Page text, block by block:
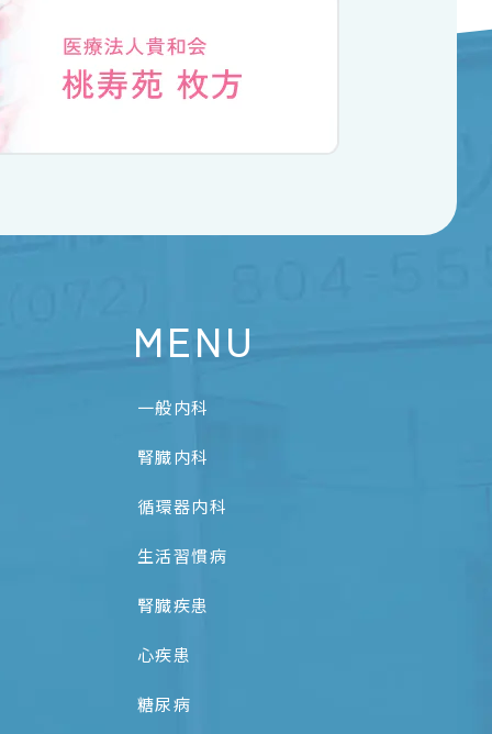
MENU
一般内科
腎臓内科
循環器内科
生活習慣病
腎臓疾患
心疾患
糖尿病